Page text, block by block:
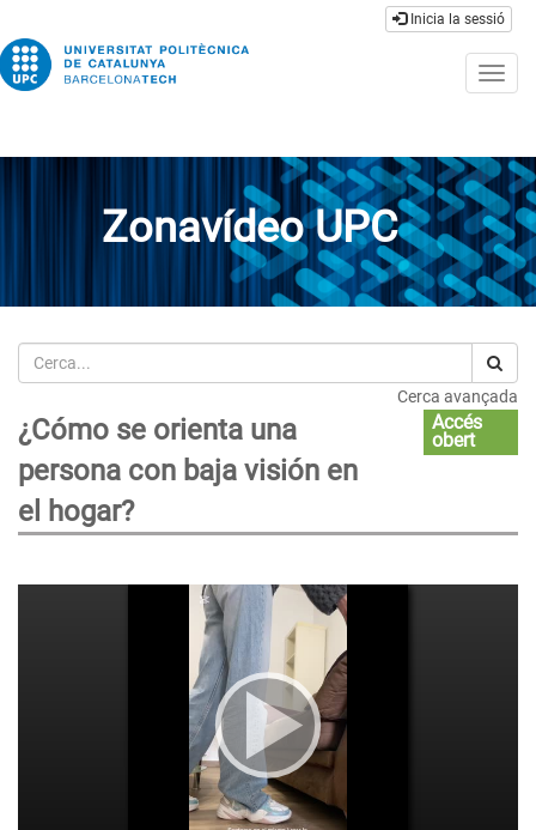
Inicia la sessió
Zonavídeo UPC
Cerca
Cerca avançada
¿Cómo se orienta una
persona con baja visión en
el hogar?
Accés
obert